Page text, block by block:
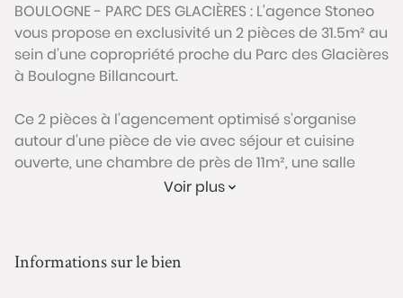
BOULOGNE - PARC DES GLACIÈRES : L'agence Stoneo
vous propose en exclusivité un 2 pièces de 31.5m² au
sein d’une copropriété proche du Parc des Glacières
à Boulogne Billancourt.
Ce 2 pièces à l’agencement optimisé s’organise
autour d’une pièce de vie avec séjour et cuisine
ouverte, une chambre de près de 11m², une salle
d’eau, des WC, et des espaces de rangement.
l’exposition Sud-Est.
Voir plus
Informations sur le bien